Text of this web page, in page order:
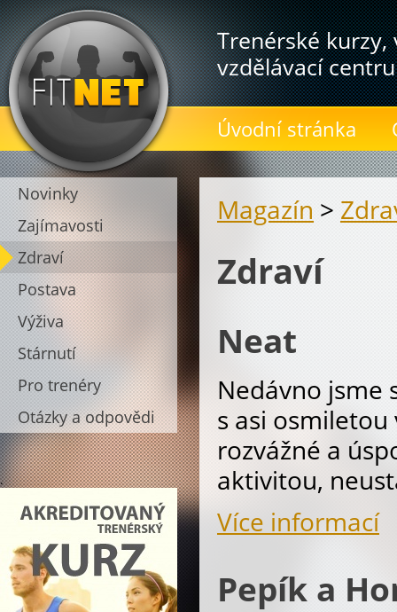
Trenérské
vzdělávací
Úvodní stránka
Novinky
Zajímavosti
Zdraví
Postava
Výživa
Stárnutí
Pro trenéry
Otázky a odpovědi
.
Magazín >
Zdraví
Neat
Nedávno jsme
s asi
rozvážné a
aktivitou,
Více informací
Pepík a